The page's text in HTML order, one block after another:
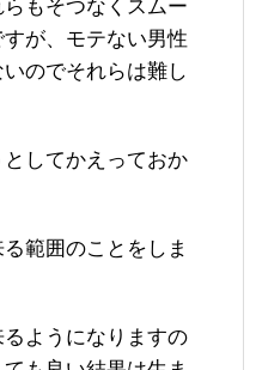
もそつなくスムー
が、モテない男性
のでそれらは難し
してかえっておか
範囲のことをしま
ようになりますの